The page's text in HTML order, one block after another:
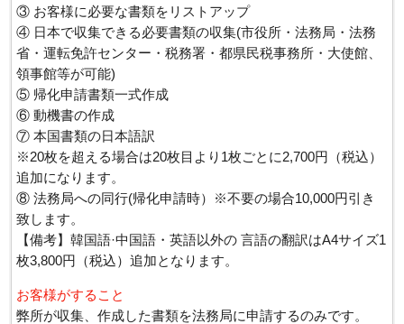
③ お客様に必要な書類をリストアップ
④ 日本で収集できる必要書類の収集(市役所・法務局・法務
省・運転免許センター・税務署・都県民税事務所・大使館、
領事館等が可能)
⑤ 帰化申請書類一式作成
⑥ 動機書の作成
⑦ 本国書類の日本語訳
​※20枚を超える場合は20枚目より1枚ごとに2,700円（税込）
追加になります。
⑧ 法務局への同行(帰化申請時）※不要の場合10,000円引き
致します。
【備考】韓国語·中国語・英語以外の 言語の翻訳はA4サイズ1
枚3,800円（税込）追加となります。
お客様がすること
​弊所が収集、作成した書類を法務局に申請するのみです。